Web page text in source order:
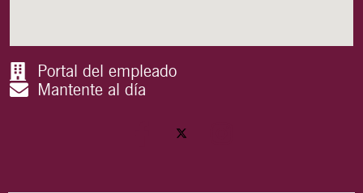
Portal del empleado
Mantente al día